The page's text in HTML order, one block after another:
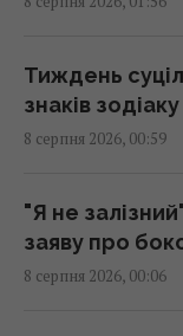
давні
вихід
02:18 субота, 08
Саудівська
уклали угоду
Reuters
Тиждень
знаків
8 серпня 2026, 00:59
"Я не
заяву про
8 серпня 2026, 00:06